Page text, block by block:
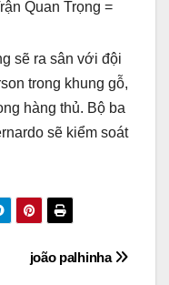
Quan Trọng =
sẽ ra sân với đội
trong khung gỗ,
hàng thủ. Bộ ba
sẽ kiểm soát
joão palhinha